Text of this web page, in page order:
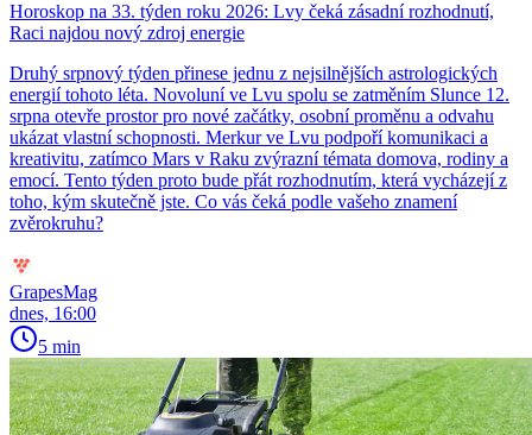
Horoskop na 33. týden roku 2026: Lvy čeká zásadní rozhodnutí,
Raci najdou nový zdroj energie
Druhý srpnový týden přinese jednu z nejsilnějších astrologických
energií tohoto léta. Novoluní ve Lvu spolu se zatměním Slunce 12.
srpna otevře prostor pro nové začátky, osobní proměnu a odvahu
ukázat vlastní schopnosti. Merkur ve Lvu podpoří komunikaci a
kreativitu, zatímco Mars v Raku zvýrazní témata domova, rodiny a
emocí. Tento týden proto bude přát rozhodnutím, která vycházejí z
toho, kým skutečně jste. Co vás čeká podle vašeho znamení
zvěrokruhu?
GrapesMag
dnes, 16:00
5 min